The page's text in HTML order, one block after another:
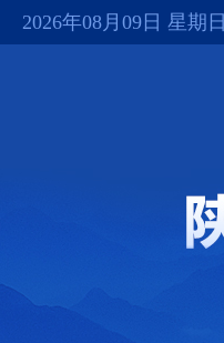
2026年08月09日 星期日